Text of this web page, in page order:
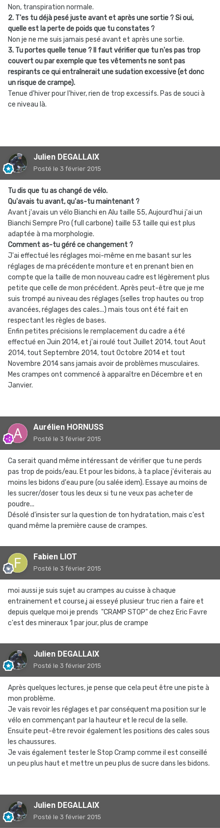
Non, transpiration normale.
2. T'es tu déjà pesé juste avant et après une sortie ? Si oui,
quelle est la perte de poids que tu constates ?
Non je ne me suis jamais pesé avant et après une sortie.
3. Tu portes quelle tenue ? Il faut vérifier que tu n'es pas trop
couvert ou par exemple que tes vêtements ne sont pas
respirants ce qui entraînerait une sudation excessive (et donc
un risque de crampe).
Tenue d'hiver pour l'hiver, rien de trop excessifs. Pas de souci à
ce niveau là.
Julien DEGALLAIX
Posté le 3 février 2015
Tu dis que tu as changé de vélo.
Qu'avais tu avant, qu'as-tu maintenant ?
Avant j'avais un vélo Bianchi en Alu taille 55, Aujourd'hui j'ai un
Bianchi Sempre Pro (full carbone) taille 53 taille qui est plus
adaptée à ma morphologie.
Comment as-tu géré ce changement ?
J'ai effectué les réglages moi-même en me basant sur les
réglages de ma précédente monture et en prenant bien en
compte que la taille de mon nouveau cadre est légèrement plus
petite que celle de mon précédent. Après peut-être que je me
suis trompé au niveau des réglages (selles trop hautes ou trop
avancées, réglages des cales...) mais tous ont été fait en
respectant les règles de bases.
Enfin petites précisions le remplacement du cadre a été
effectué en Juin 2014, et j'ai roulé tout Juillet 2014, tout Aout
2014, tout Septembre 2014, tout Octobre 2014 et tout
Novembre 2014 sans jamais avoir de problèmes musculaires.
Mes crampes ont commencé à apparaître en Décembre et en
Janvier.
Aurélien HORNUSS
Posté le 3 février 2015
Ca serait quand même intéressant de vérifier que tu ne perds
pas trop de poids/eau. Et pour les bidons, à ta place j'éviterais au
moins les bidons d'eau pure (ou salée idem). Essaye au moins de
les sucrer/doser tous les deux si tu ne veux pas acheter de
poudre...
Désolé d'insister sur la question de ton hydratation, mais c'est
quand même la première cause de crampes.
Fabien LIOT
Posté le 3 février 2015
moi aussi je suis sujet au crampes au cuisse à chaque
entrainement et course,j ai esseyé plusieur truc rien a faire et
depuis quelque moi je prends "CRAMP STOP" de chez Eric Favre
c'est des mineraux 1 par jour, plus de crampe
Julien DEGALLAIX
Posté le 3 février 2015
Après quelques lectures, je pense que cela peut être une piste à
mon problème.
Je vais revoir les réglages et par conséquent ma position sur le
vélo en commençant par la hauteur et le recul de la selle.
Ensuite peut-être revoir également les positions des cales sous
les chaussures.
Je vais également tester le Stop Cramp comme il est conseillé
un peu plus haut et mettre un peu plus de sucre dans les bidons.
Julien DEGALLAIX
Posté le 3 février 2015